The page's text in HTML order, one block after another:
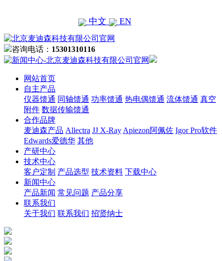
中文 EN
咨询电话： 15301310116
网站首页
自主产品
仪器馈通 同轴馈通 功率馈通 热电偶馈通 流体馈通 真空
附件 数据传输馈通
合作品牌
麦迪森产品 Allectra JJ X-Ray Apiezon阿佩佐 Igor Pro软件
Edwards爱德华 其他
产研中心
技术中心
客户定制 产品选型 技术资料 下载中心
新闻中心
产品新闻 常见问题 产品分享
联系我们
关于我们 联系我们 招贤纳士